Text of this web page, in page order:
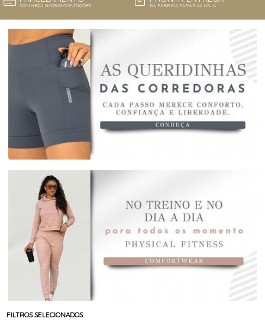
CONHEÇA NOSSAS CONDIÇÕES DA FÁBRICA PARA SUA LOJA
FILTROS SELECIONADOS